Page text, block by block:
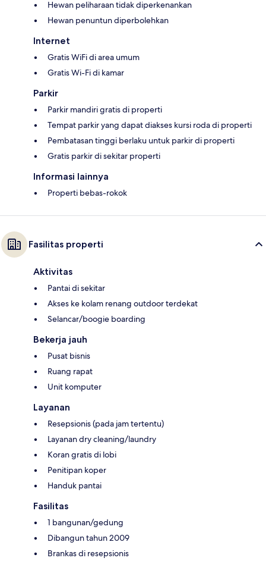
Hewan peliharaan tidak diperkenankan
Hewan penuntun diperbolehkan
Internet
Gratis WiFi di area umum
Gratis Wi-Fi di kamar
Parkir
Parkir mandiri gratis di properti
Tempat parkir yang dapat diakses kursi roda di properti
Pembatasan tinggi berlaku untuk parkir di properti
Gratis parkir di sekitar properti
Informasi lainnya
Properti bebas-rokok
Fasilitas properti
Aktivitas
Pantai di sekitar
Akses ke kolam renang outdoor terdekat
Selancar/boogie boarding
Bekerja jauh
Pusat bisnis
Ruang rapat
Unit komputer
Layanan
Resepsionis (pada jam tertentu)
Layanan dry cleaning/laundry
Koran gratis di lobi
Penitipan koper
Handuk pantai
Fasilitas
1 bangunan/gedung
Dibangun tahun 2009
Brankas di resepsionis